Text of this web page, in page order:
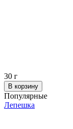
30 г
В корзину
Популярные
Лепешка